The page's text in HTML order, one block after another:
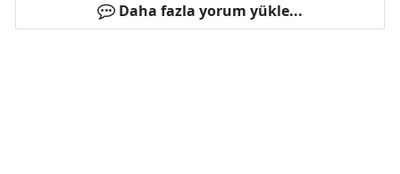
Daha fazla yorum yükle...